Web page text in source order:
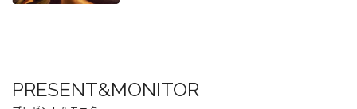
PRESENT&MONITOR